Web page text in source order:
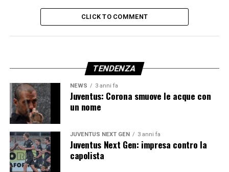
CLICK TO COMMENT
TENDENZA
NEWS 3 anni fa
Juventus: Corona smuove le acque con
un nome
JUVENTUS NEXT GEN 3 anni fa
Juventus Next Gen: impresa contro la
capolista